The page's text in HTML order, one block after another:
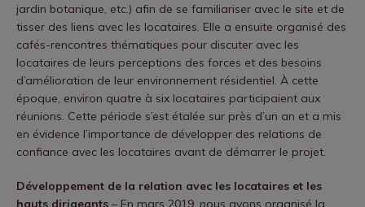
jardin botanique, etc.) afin de se familiariser avec le site et de
tisser des liens avec les locataires. Elle a ensuite organisé des
cafés-rencontres thématiques pour discuter avec les
locataires de leurs perceptions des forces et des besoins
d’amélioration de leur environnement résidentiel. À cette
époque, environ quatre à six locataires participaient aux
réunions. Cette période s’est étalée sur près d’un an et a mis
en évidence l’importance de développer des relations de
confiance avec les locataires avant de démarrer le projet.
Développement de la relation avec les locataires et les
hauts dirigeants – En mars 2019, nous avons organisé la